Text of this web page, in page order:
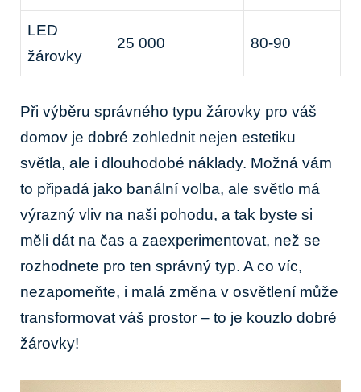
LED
žárovky
25 000 80-90
Při výběru správného typu žárovky pro váš
domov je dobré zohlednit nejen estetiku
světla, ale i dlouhodobé náklady. Možná vám
to připadá jako banální volba, ale světlo má
výrazný vliv na naši pohodu, a tak byste si
měli dát na čas a zaexperimentovat, než se
rozhodnete pro ten správný typ. A co víc,
nezapomeňte, i malá změna v osvětlení může
transformovat váš prostor – to je kouzlo dobré
žárovky!